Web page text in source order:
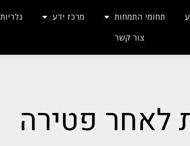
תחומי התמחות מרכז ידע גלריות
צור קשר
לאחר פטירה